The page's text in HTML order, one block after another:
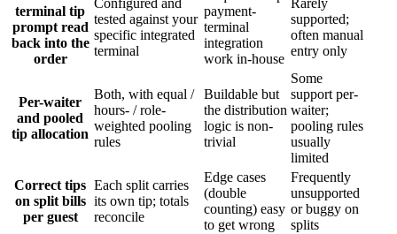
terminal tip
prompt read
back into the
order
Configured and
tested against your
specific integrated
terminal
payment-
terminal
integration
work in-house
Rarely
supported;
often manual
entry only
Per-waiter
and pooled
tip allocation
Both, with equal /
hours- / role-
weighted pooling
rules
Buildable but
the distribution
logic is non-
trivial
Some
support per-
waiter;
pooling rules
usually
limited
Correct tips
on split bills
per guest
Each split carries
its own tip; totals
reconcile
Edge cases
(double
counting) easy
to get wrong
Frequently
unsupported
or buggy on
splits